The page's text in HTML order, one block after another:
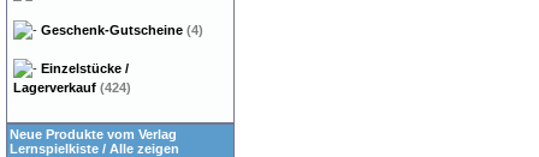
Geschenk-Gutscheine (4)
Einzelstücke /
Lagerverkauf (424)
Neue Produkte vom Verlag
Lernspielkiste / Alle zeigen